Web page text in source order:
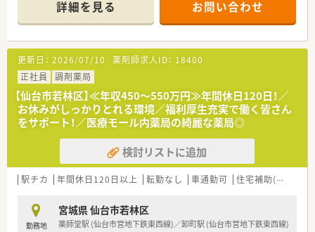
★☆ こんな企業です ☆★
■年間休日110日、有休消化もしやすい環境です。しっかり働い
て、その分オフの日はゆっくりリフレッシュできます。
■大手チェーン薬局ならではの福利厚生が充実していますので、
産休育休制度や育児介護短時間勤務制度など、ライフスタイルの
変化にあわせて安心してお仕事を続けられる実績が多数ありま
す。
■教育制度も充実！教育制度以外にも、明確な昇格基準を設けら
れております。
詳細を見る お問い合わせ
更新日： 2026/07/10 薬剤師求人ID： 18400
正社員
調剤薬局
【仙台市若林区】≪年収450～550万円≫年間休日120日！／
お休みがしっかりとれる環境／福利厚生充実で働く皆さん
をサポート！／医療モール内薬局の綺麗な薬局◎
検討リストに追加
駅チカ 年間休日120日以上 転勤なし 車通勤可 住宅補助(手当)あり
勤務地
宮城県 仙台市若林区
薬師堂駅 (仙台市営地下鉄東西線)／卸町駅 (仙台市営地下鉄東西線)